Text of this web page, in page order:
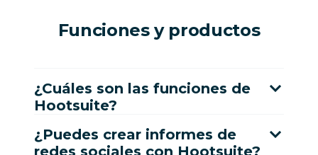
Funciones y productos
¿Cuáles son las funciones de
Hootsuite?
¿Puedes crear informes de
redes sociales con Hootsuite?